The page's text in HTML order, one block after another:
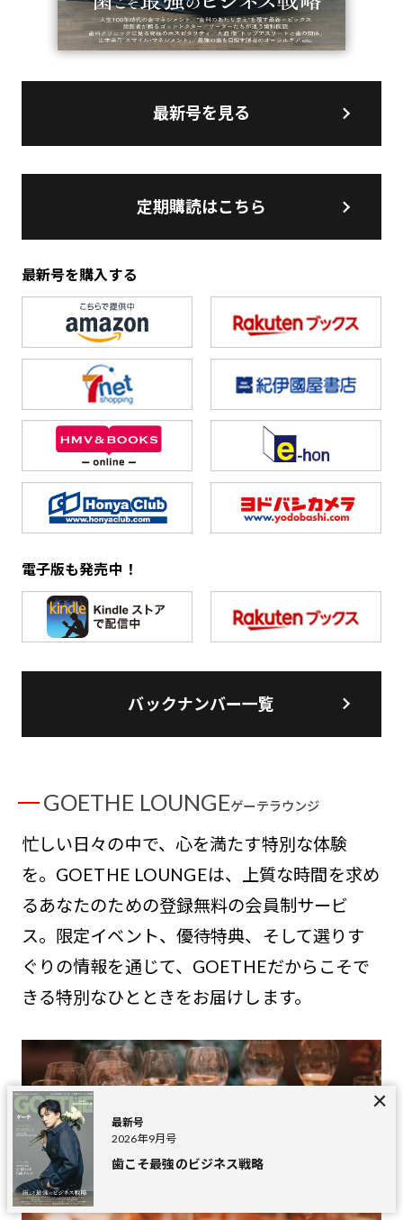
最新号を見る
定期購読はこちら
最新号を購入する
電子版も発売中！
バックナンバー一覧
GOETHE LOUNGEゲーテラウンジ
忙しい日々の中で、心を満たす特別な体験
を。GOETHE LOUNGEは、上質な時間を求め
るあなたのための登録無料の会員制サービ
ス。限定イベント、優待特典、そして選りす
ぐりの情報を通じて、GOETHEだからこそで
きる特別なひとときをお届けします。
最新号
2026年9月号
歯こそ最強のビジネス戦略